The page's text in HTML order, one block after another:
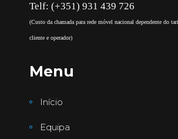
Telf: (+351) 931 439 726
(Custo da chamada para rede móvel nacional dependente do
cliente e operador)
Menu
Início
Equipa